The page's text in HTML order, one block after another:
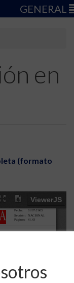
GENERAL
en
(formato